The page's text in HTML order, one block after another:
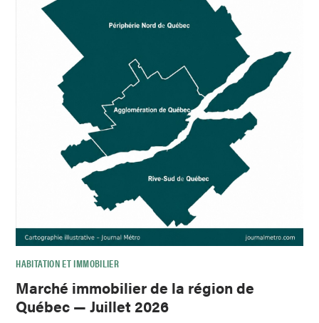
HABITATION ET IMMOBILIER
Marché immobilier de la région de
Québec — Juillet 2026